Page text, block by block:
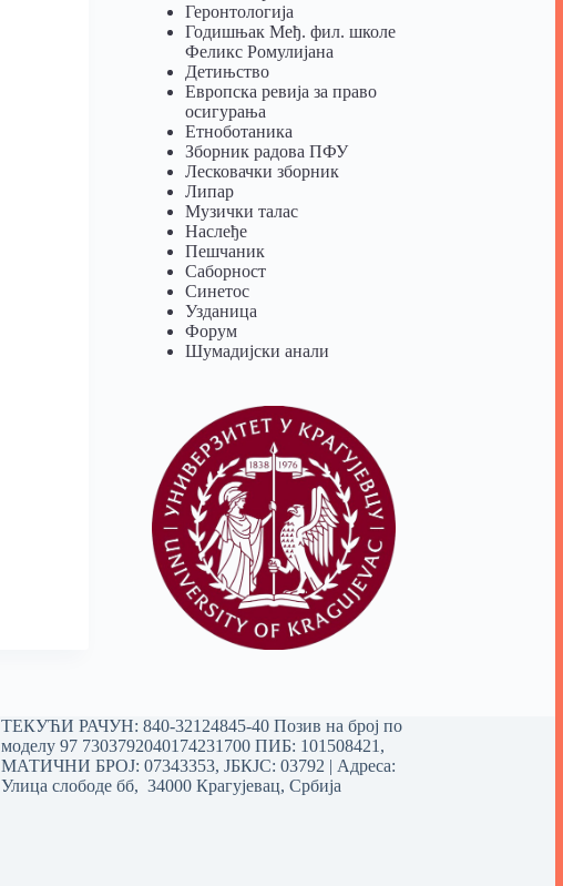
Геронтологија
Годишњак Међ. фил. школе
Феликс Ромулијана
Детињство
Европска ревија за право
осигурања
Eтноботаника
Зборник радова ПФУ
Лесковачки зборник
Липар
Музички талас
Наслеђе
Пешчаник
Саборност
Синетос
Узданица
Форум
Шумадијски анали
ТЕКУЋИ РАЧУН: 840-32124845-40 Позив на број по
моделу 97 7303792040174231700ПИБ: 101508421,
МАТИЧНИ БРОЈ: 07343353, ЈБКЈС: 03792 | Aдреса:
Улица слободе бб, 34000 Крагујевац, Србија